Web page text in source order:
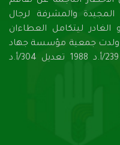
المجيدة والمشرفة لرجال
ليتكامل العطاءان
ولدت جمعية مؤسسة جهاد
البناء الإنمائيّة، بموجب علم وخبر 239/أ.د 1988 تعديل 304/أ.د